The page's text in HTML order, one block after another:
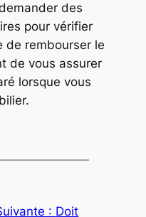
des
pour vérifier
de rembourser le
de vous assurer
lorsque vous
: Doit